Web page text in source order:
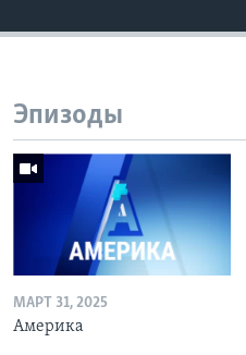
Эпизоды
МАРТ 31, 2025
Америка